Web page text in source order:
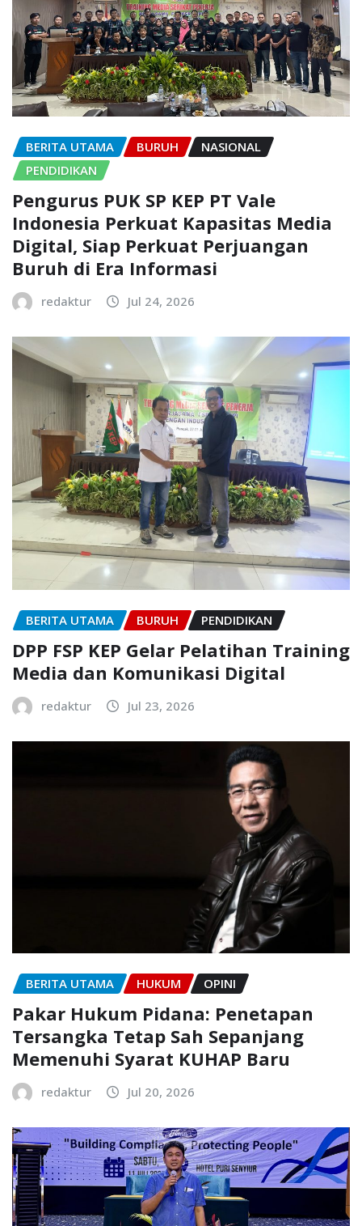
BERITA UTAMA BURUH
NASIONAL
PENDIDIKAN
Pengurus PUK SP KEP PT Vale
Indonesia Perkuat Kapasitas Media
Digital, Siap Perkuat Perjuangan
Buruh di Era Informasi
redaktur Jul 24, 2026
BERITA UTAMA BURUH PENDIDIKAN
DPP FSP KEP Gelar Pelatihan Training
Media dan Komunikasi Digital
redaktur Jul 23, 2026
BERITA UTAMA HUKUM OPINI
Pakar Hukum Pidana: Penetapan
Tersangka Tetap Sah Sepanjang
Memenuhi Syarat KUHAP Baru
redaktur Jul 20, 2026